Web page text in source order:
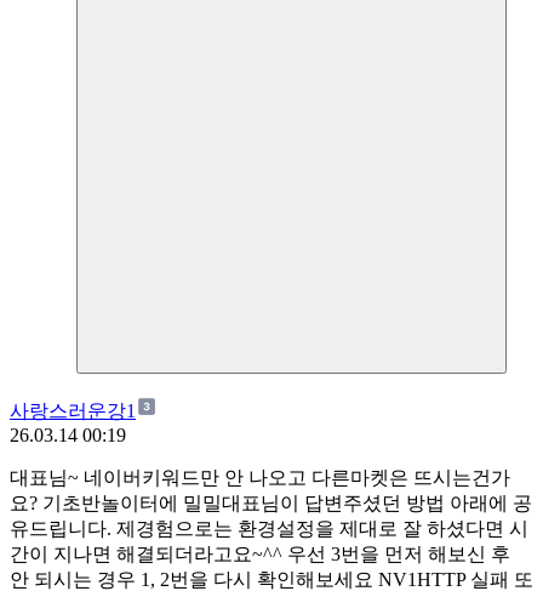
사랑스러운강1
26.03.14 00:19
대표님~ 네이버키워드만 안 나오고 다른마켓은 뜨시는건가
요? 기초반놀이터에 밀밀대표님이 답변주셨던 방법 아래에 공
유드립니다. 제경험으로는 환경설정을 제대로 잘 하셨다면 시
간이 지나면 해결되더라고요~^^ 우선 3번을 먼저 해보신 후
안 되시는 경우 1, 2번을 다시 확인해보세요 NV1HTTP 실패 또